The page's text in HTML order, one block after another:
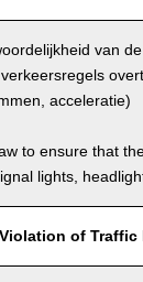
van
acceleratie)
to ensure that
lights,
of Traffic